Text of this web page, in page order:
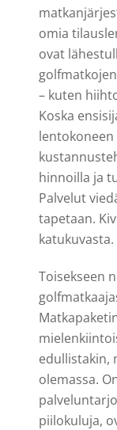
omia
ovat
– kuten
Koska
hinnoilla ja
Palvelut
tapetaan.
katukuvasta.
Toisekseen
edullistakin,
olemassa.
piilokuluja,